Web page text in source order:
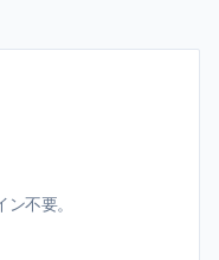
不要。